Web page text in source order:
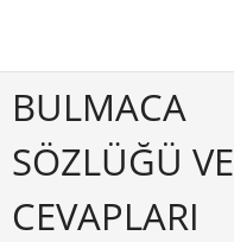
BULMACA
SÖZLÜĞÜ VE
CEVAPLARI